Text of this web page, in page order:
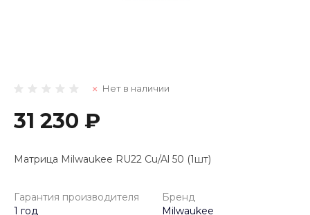
Нет в наличии
31 230 ₽
Матрица Milwaukee RU22 Cu/Al 50 (1шт)
Гарантия производителя
1 год
Бренд
Milwaukee